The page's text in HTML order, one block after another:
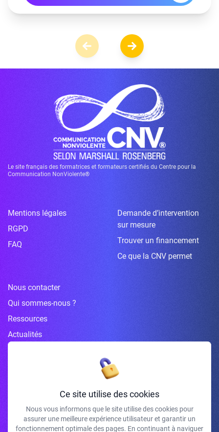
Le site français des formatrices et formateurs certifiés du Centre pour la
Communication NonViolente®
Mentions légales
RGPD
FAQ
Demande d’intervention
sur mesure
Trouver un financement
Ce que la CNV permet
Nous contacter
Qui sommes-nous ?
Ressources
Actualités
Inscrivez-vous à la newsletter
J'accepte de recevoir vos e-mails et confirme avoir pris connaissance de
Ce site utilise des cookies
Nous vous informons que le site utilise des cookies pour
assurer une meilleure expérience utilisateur et garantir un
fonctionnement optimale des pages. En continuant à naviguer